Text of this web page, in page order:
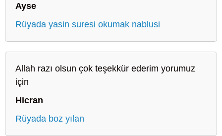
Ayse
Rüyada yasin suresi okumak nablusi
Allah razı olsun çok teşekkür ederim yorumuz
için
Hicran
Rüyada boz yılan